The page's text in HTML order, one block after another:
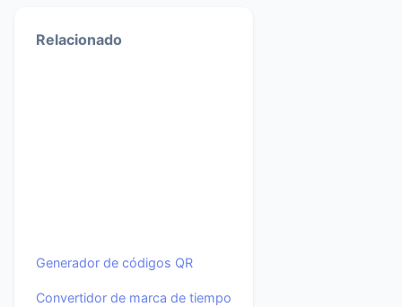
Relacionado
Generador de códigos QR
Convertidor de marca de tiempo